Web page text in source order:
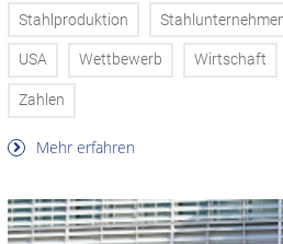
Stahlproduktion
USA Wettbewerb Wirtschaft
Zahlen
Mehr erfahren